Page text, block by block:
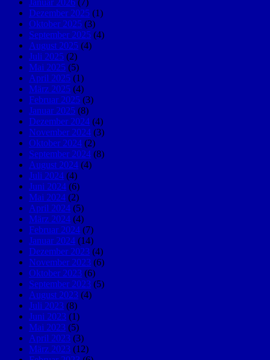
Januar 2026 (7)
Dezember 2025 (1)
Oktober 2025 (3)
September 2025 (4)
August 2025 (4)
Juli 2025 (2)
Mai 2025 (5)
April 2025 (1)
März 2025 (4)
Februar 2025 (3)
Januar 2025 (8)
Dezember 2024 (4)
November 2024 (3)
Oktober 2024 (2)
September 2024 (8)
August 2024 (4)
Juli 2024 (4)
Juni 2024 (6)
Mai 2024 (2)
April 2024 (5)
März 2024 (4)
Februar 2024 (7)
Januar 2024 (14)
Dezember 2023 (4)
November 2023 (6)
Oktober 2023 (6)
September 2023 (5)
August 2023 (4)
Juli 2023 (8)
Juni 2023 (1)
Mai 2023 (5)
April 2023 (3)
März 2023 (12)